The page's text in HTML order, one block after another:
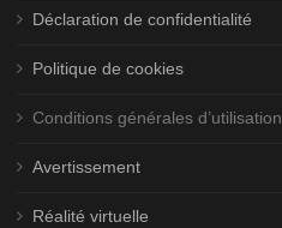
Déclaration de confidentialité
Politique de cookies
Conditions générales d’utilisation
Avertissement
Réalité virtuelle